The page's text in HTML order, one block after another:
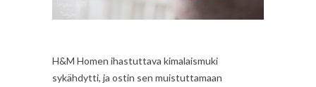
H&M Homen ihastuttava kimalaismuki
sykähdytti, ja ostin sen muistuttamaan